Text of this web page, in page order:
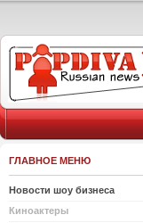
ГЛАВНОЕ МЕНЮ
Новости шоу бизнеса
Киноактеры